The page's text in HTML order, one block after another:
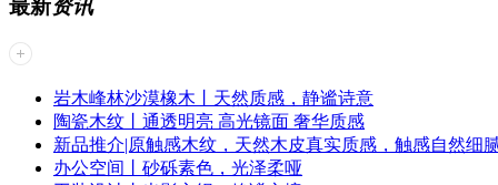
最新资讯
岩木峰林沙漠橡木丨天然质感，静谧诗意
陶瓷木纹丨​通透明亮 高光镜面 奢华质感
新品推介|原触感木纹，天然木皮真实质感，触感自然细
办公空间丨砂砾素色，光泽柔哑